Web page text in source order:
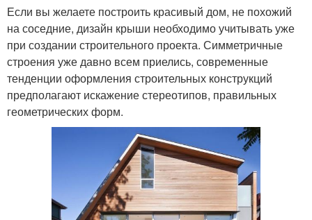
Если вы желаете построить красивый дом, не похожий
на соседние, дизайн крыши необходимо учитывать уже
при создании строительного проекта. Симметричные
строения уже давно всем приелись, современные
тенденции оформления строительных конструкций
предполагают искажение стереотипов, правильных
геометрических форм.